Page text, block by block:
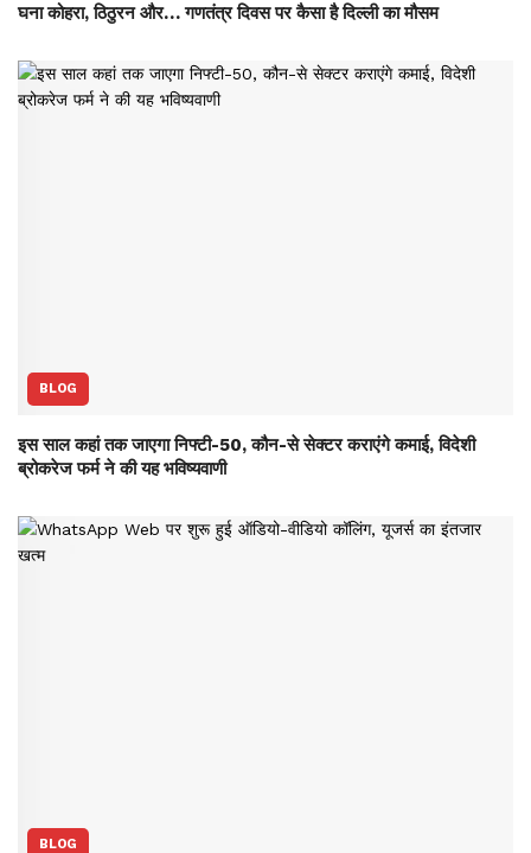
घना कोहरा, ठिठुरन और… गणतंत्र दिवस पर कैसा है दिल्ली का मौसम
BLOG
इस साल कहां तक जाएगा निफ्टी-50, कौन-से सेक्‍टर कराएंगे कमाई, विदेशी
ब्रोकरेज फर्म ने की यह भविष्‍यवाणी
BLOG